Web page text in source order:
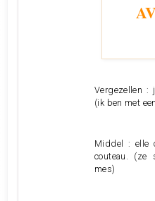
Vergezellen :
(ik ben met
Middel : elle
couteau. (ze
mes)